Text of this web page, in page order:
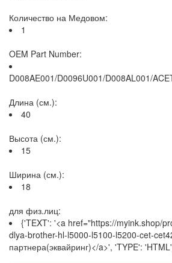
Количество на Медовом:
1
OEM Part Number:
D008AE001/D0096U001/D008AL001/
Длина (см.):
40
Высота (см.):
15
Ширина (см.):
18
для физ.лиц:
{'TEXT': '<a href="https://myink.shop/
dlya-brother-hl-l5000-l5100-l5200-cet-
партнера(эквайринг)</a>', 'TYPE':